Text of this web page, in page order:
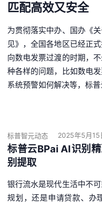
匹配高效又安全
为贯彻落实中办、国办《
见》，全国各地区已经正
向数电发票过渡的时期，
种各样的问题，比如数电
系统预警如何解决等，标
标普智元动态 2025年5月15
标普云BPai AI识别
别提取
银行流水是现代生活中不
规划，还是申请贷款、办